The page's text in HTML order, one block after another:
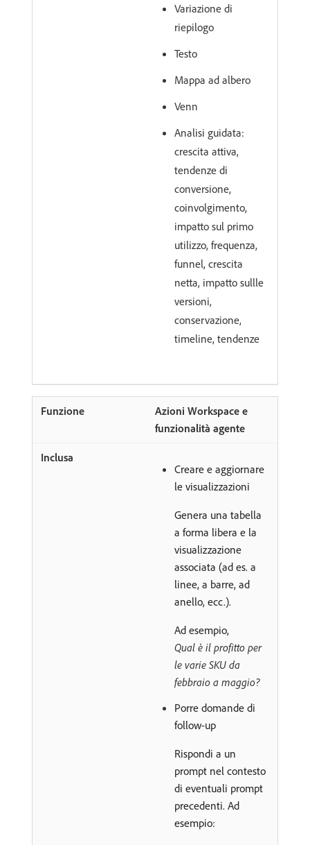
Variazione di
riepilogo
Testo
Mappa ad albero
Venn
Analisi guidata:
crescita attiva,
tendenze di
conversione,
coinvolgimento,
impatto sul primo
utilizzo, frequenza,
funnel, crescita
netta, impatto sullle
versioni,
conservazione,
timeline, tendenze
Azioni Workspace e
funzionalità agente
Creare e aggiornare
le visualizzazioni
Genera una tabella
a forma libera e la
visualizzazione
associata (ad es. a
linee, a barre, ad
anello, ecc.).
Ad esempio,
Qual è il profitto per
le varie SKU da
febbraio a maggio?
Porre domande di
follow-up
Rispondi a un
prompt nel contesto
di eventuali prompt
precedenti. Ad
esempio: